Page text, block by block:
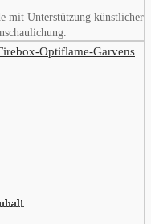
mit Unterstützung künstlicher